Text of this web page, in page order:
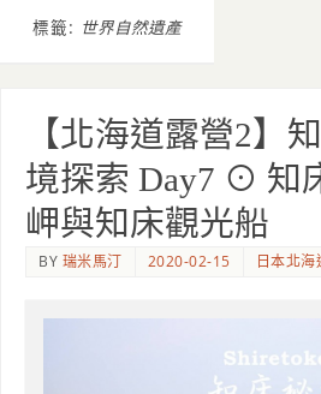
標籤: 世界自然遺產
【北海道露營2】
境探索 Day7 ⊙ 知
岬與知床觀光船
BY 瑞米馬汀 2020-02-15 日本北